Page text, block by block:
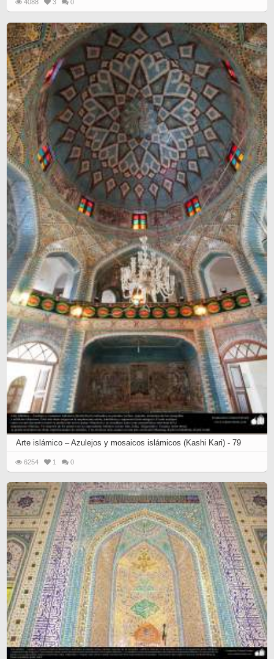
4088 3 0
Arte islámico – Azulejos y mosaicos islámicos (Kashi Kari) - 79
6254 1 0